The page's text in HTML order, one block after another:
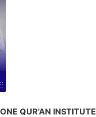
QUR’AN INSTITUTE